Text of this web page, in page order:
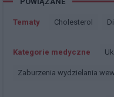
Tematy Cholesterol
Kategorie medyczne
Zaburzenia wydzielania